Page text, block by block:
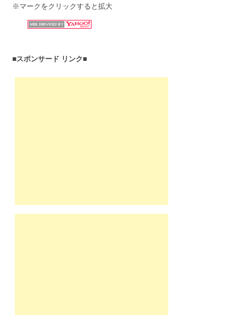
※マークをクリックすると拡大
■スポンサード リンク■